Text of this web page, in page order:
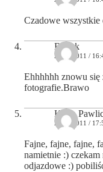
Czadowe wszystkie
Bartek
21/02/2011 /
Ehhhhhh znowu się
fotografie.Brawo
Kasia
21/02/2011 /
Fajne, fajne, fajne,
namietnie :)
odjazdowe :)